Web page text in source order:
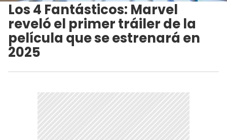
Los 4 Fantásticos: Marvel
reveló el primer tráiler de la
película que se estrenará en
2025